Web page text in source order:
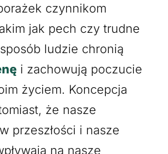
czynnikom
jak pech czy trudne
ludzie chronią
i zachowują poczucie
życiem. Koncepcja
że nasze
przeszłości i nasze
na nasze